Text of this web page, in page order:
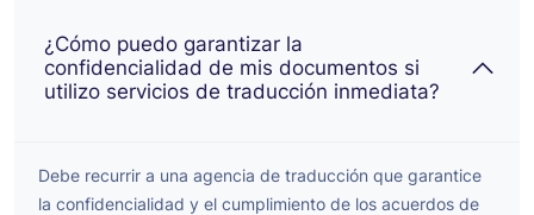
¿Cómo puedo garantizar la
confidencialidad de mis documentos si
utilizo servicios de traducción inmediata?
Debe recurrir a una agencia de traducción que garantice
la confidencialidad y el cumplimiento de los acuerdos de